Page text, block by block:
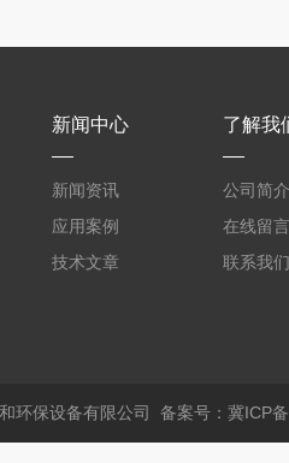
新闻中心
新闻资讯
应用案例
技术文章
了解我
公司简介
在线留言
联系我们
环保设备有限公司 备案号：冀ICP